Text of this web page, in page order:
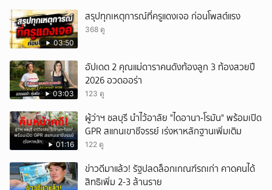
03:50
สรุปทุกเหตุการณ์ที่ครูแดงเจอ ก่อนโพสต์แรง
368 ดู
03:03
อัปเดต 2 คุณแม่ดาราคนดังท้องลูก 3 ท้องสวยปี
2026 อวดออร่า
123 ดู
01:16
ผู้ว่าฯ ชลบุรี นำไว้อาลัย "ไดอานา-โรมัน" พร้อมเปิด
GPR สแกนเขาชีจรรย์ เร่งหาหลักฐานเพิ่มเติม
122 ดู
ข่าวดีมาแล้ว! รัฐปลดล็อกเกณฑ์รถเก่า คาดคนได้
สิทธิเพิ่ม 2-3 ล้านราย